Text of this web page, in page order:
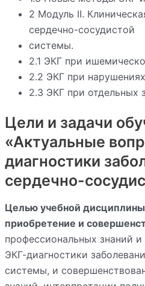
2 Модуль II.
сердечно-сосудистой
системы.
2.1 ЭКГ при
2.2 ЭКГ при
2.3 ЭКГ при отдельных
Цели и задачи
«Актуальные
диагностики
сердечно-
Целью учебной дисциплины
приобретение и
профессиональных знаний
ЭКГ-диагностики
системы, и